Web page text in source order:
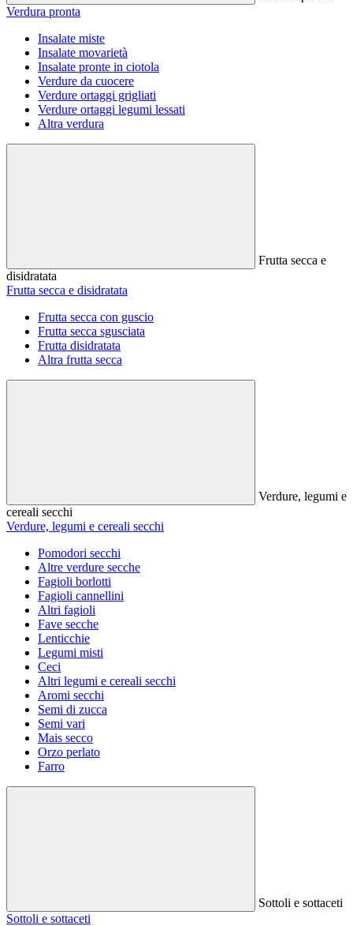
Verdura pronta
Insalate miste
Insalate movarietà
Insalate pronte in ciotola
Verdure da cuocere
Verdure ortaggi grigliati
Verdure ortaggi legumi lessati
Altra verdura
Frutta secca e
disidratata
Frutta secca e disidratata
Frutta secca con guscio
Frutta secca sgusciata
Frutta disidratata
Altra frutta secca
Verdure, legumi e
cereali secchi
Verdure, legumi e cereali secchi
Pomodori secchi
Altre verdure secche
Fagioli borlotti
Fagioli cannellini
Altri fagioli
Fave secche
Lenticchie
Legumi misti
Ceci
Altri legumi e cereali secchi
Aromi secchi
Semi di zucca
Semi vari
Mais secco
Orzo perlato
Farro
Sottoli e sottaceti
Sottoli e sottaceti